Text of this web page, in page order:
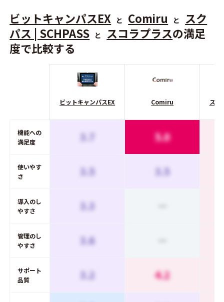
ビットキャンパスEX と Comiru と
スク
パス | SCHPASS と スコラプラスの満足
度で比較する
ビットキャンパスEX Comiru スク
機能への
満足度
3.7 5.0
使いやす
さ
3.5 3.5
導入のし
やすさ
3.3
管理のし
やすさ
3.6
サポート
品質
3.2 4.2